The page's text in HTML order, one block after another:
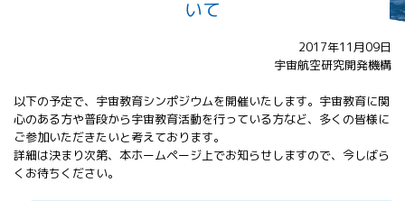
提供（国
ジア太平洋
地域宇宙機
関会議）宇
宙教育 for
いて
2017年11月09日
宇宙航空研究開発機構
以下の予定で、宇宙教育シンポジウムを開催いたします。宇宙教育に関
心のある方や普段から宇宙教育活動を行っている方など、多くの皆様に
ご参加いただきたいと考えております。
詳細は決まり次第、本ホームページ上でお知らせしますので、今しばら
くお待ちください。